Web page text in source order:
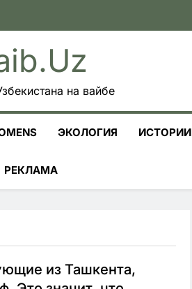
на вайбе
ЭКОЛОГИЯ ИСТОРИИ
РЕКЛАМА
из Ташкента,